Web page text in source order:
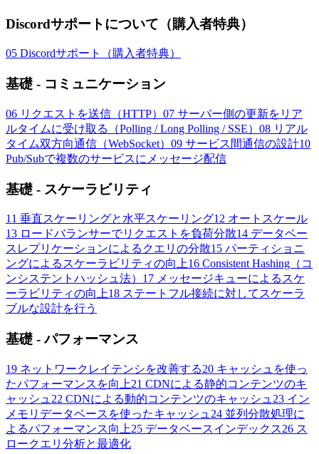
Discordサポートについて（購入者特典）
05 Discordサポート（購入者特典）
基礎 - コミュニケーション
06 リクエストを送信（HTTP） 07 サーバー側の更新をリア
ルタイムに受け取る（Polling / Long Polling / SSE） 08 リアル
タイム双方向通信（WebSocket） 09 サービス間通信の設計10
Pub/Subで複数のサービスにメッセージ配信
基礎 - スケーラビリティ
11 垂直スケーリングと水平スケーリング12 オートスケール
13 ロードバランサーでリクエストを負荷分散14 データベー
スレプリケーションによるクエリの分散15 パーティショニ
ングによるスケーラビリティの向上16 Consistent Hashing（コ
ンシステントハッシュ法） 17 メッセージキューによるスケ
ーラビリティの向上18 ステートフル接続に対してスケーラ
ブルな設計を行う
基礎 - パフォーマンス
19 ネットワークレイテンシを改善する20 キャッシュを使っ
たパフォーマンスを向上21 CDNによる静的コンテンツのキ
ャッシュ 22 CDNによる動的コンテンツのキャッシュ 23 イン
メモリデータベースを使ったキャッシュ 24 並列分散処理に
よるパフォーマンス向上25 データベースインデックス26 ス
ロークエリ分析と最適化